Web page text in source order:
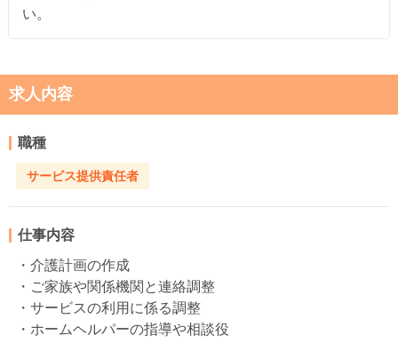
い。
求人内容
職種
サービス提供責任者
仕事内容
・介護計画の作成
・ご家族や関係機関と連絡調整
・サービスの利用に係る調整
・ホームヘルパーの指導や相談役